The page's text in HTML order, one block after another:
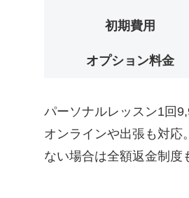
初期費用
オプション料金
パーソナルレッスン1回
オンラインや出張も対応
ない場合は全額返金制度